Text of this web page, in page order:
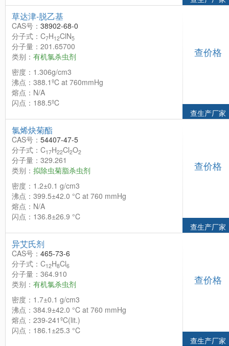
草达津-脱乙基
CAS号： 38902-68-0
分子式：C7H12ClN5
分子量：201.65700
类别： 有机氯杀虫剂
密度：1.306g/cm3
沸点：388.1ºC at 760mmHg
熔点：N/A
闪点：188.5ºC
查价格
查生产厂家
氯烯炔菊酯
CAS号： 54407-47-5
分子式：C17H22Cl2O2
分子量：329.261
类别： 拟除虫菊脂杀虫剂
密度：1.2±0.1 g/cm3
沸点：399.5±42.0 °C at 760 mmHg
熔点：N/A
闪点：136.8±26.9 °C
查价格
查生产厂家
异艾氏剂
CAS号： 465-73-6
分子式：C12H8Cl6
分子量：364.910
类别： 有机氯杀虫剂
密度：1.7±0.1 g/cm3
沸点：384.9±42.0 °C at 760 mmHg
熔点：239-241ºC(lit.)
闪点：186.1±25.3 °C
查价格
查生产厂家